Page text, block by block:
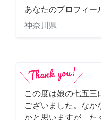
あなたのプロフィー
神奈川県
この度は娘の七五三
ございました。なか
かと思いますが、た